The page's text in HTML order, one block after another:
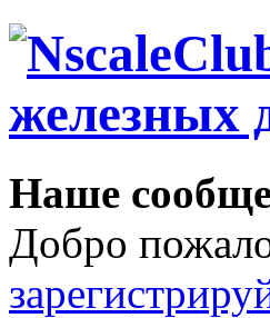
Наше
Добро